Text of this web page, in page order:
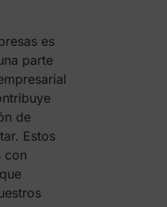
es
parte
de
Estos
con